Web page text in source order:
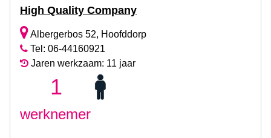
High Quality Company
Albergerbos 52, Hoofddorp
Tel: 06-44160921
Jaren werkzaam: 11 jaar
1
werknemer